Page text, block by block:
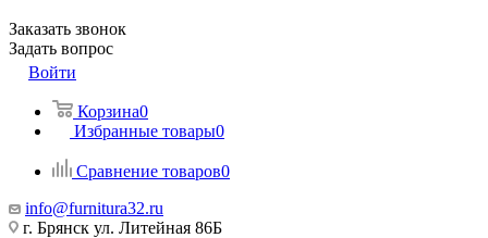
Заказать звонок
Задать вопрос
Войти
Корзина0
Избранные товары0
Сравнение товаров0
info@furnitura32.ru
г. Брянск ул. Литейная 86Б